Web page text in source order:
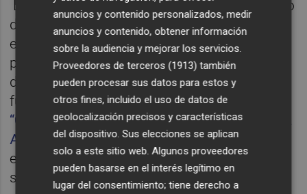
La sostenibilidad corporativa examina cómo
deben ejecutarse las actividades
empresariales a lo largo del tiempo para
preservar los recursos y mantener la
dignidad humana para las generaciones
futuras.Según nuestra consulta empresarial
“Contribución de las empresas españolas a la
Agenda 2030”, el 79% de las organizaciones
encuestadas en España considera la
sostenibilidad como ventaja competitiva. El
anuncios y contenido personalizados, medir
anuncios y contenido, obtener información
sobre la audiencia y mejorar los servicios.
Proveedores de terceros (1913) también
pueden procesar sus datos para estos y
otros fines, incluido el uso de datos de
geolocalización precisos y características
del dispositivo. Sus elecciones se aplican
solo a este sitio web. Algunos proveedores
pueden basarse en el interés legítimo en
lugar del consentimiento; tiene derecho a